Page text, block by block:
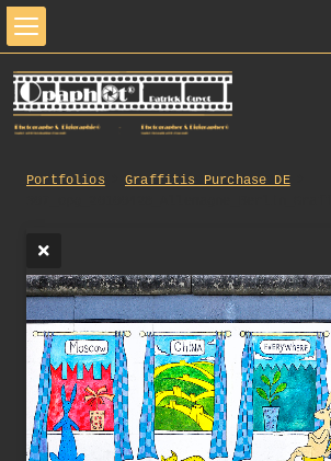
Portfolios
Graffitis_Purchase_DE